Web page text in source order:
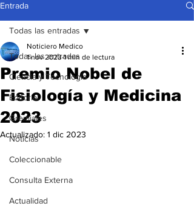
Entrada
Todas las entradas
Ciencia y Tecnología
Editorial
Gremiales
Noticias
Coleccionable
Consulta Externa
Actualidad
Todas las entradas
Premio Nobel de
Fisiología y Medicina
2023
Noticiero Medico
1 nov 2023 1 min de lectura
Actualizado: 1 dic 2023